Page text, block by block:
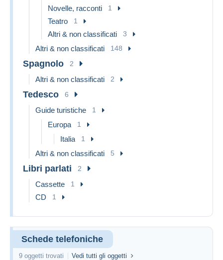
Novelle, racconti 1
Teatro 1
Altri & non classificati 3
Altri & non classificati 148
Spagnolo 2
Altri & non classificati 2
Tedesco 6
Guide turistiche 1
Europa 1
Italia 1
Altri & non classificati 5
Libri parlati 2
Cassette 1
CD 1
Schede telefoniche
9 oggetti trovati Vedi tutti gli oggetti